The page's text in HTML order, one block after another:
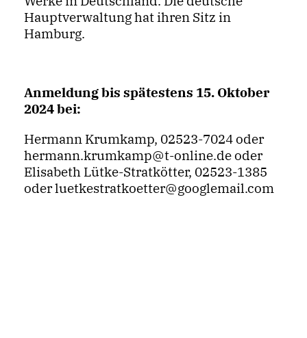
Hauptverwaltung hat ihren Sitz in
Hamburg.
Anmeldung bis spätestens 15. Oktober
2024 bei:
Hermann Krumkamp, 02523-7024 oder
hermann.krumkamp@t-online.de oder
Elisabeth Lütke-Stratkötter, 02523-1385
oder luetkestratkoetter@googlemail.com